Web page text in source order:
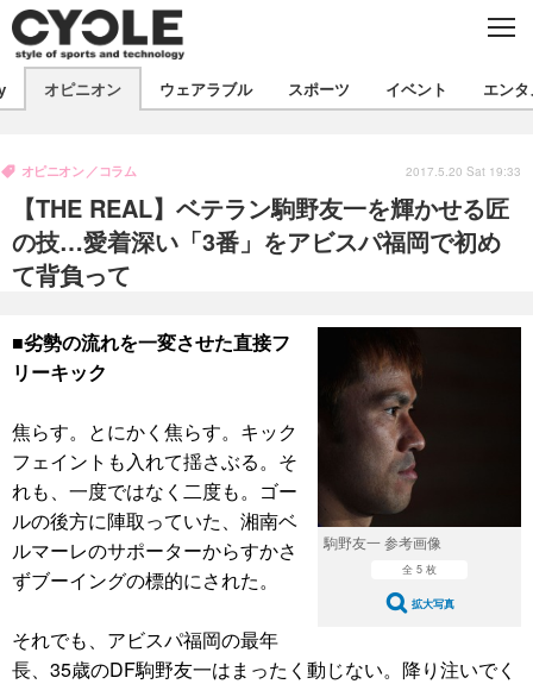
C
製品/用品
衣類
飲食
バックナンバー
コラム
インプレ
ボイス
デバイス
ビジネス
国内
海外
スポーツ
短信
写真
イベント
スポーツ
文化
出版／映画
話題
ファッション
デザイン
写真
動画
ライフ
社会
政治
ハウツー
オピニオン ウェアラブル スポーツ イベント エンタ
【THE REAL】ベテラン駒野友一を輝かせる匠
の技…愛着深い「3番」をアビスパ福岡で初め
て背負って
オピニオン コラム 2017.5.20 Sat 19:33
駒野友一 参考画像
全 5 枚
拡大写真
■劣勢の流れを一変させた直接フ
リーキック
焦らす。とにかく焦らす。キック
フェイントも入れて揺さぶる。そ
れも、一度ではなく二度も。ゴー
ルの後方に陣取っていた、湘南ベ
ルマーレのサポーターからすかさ
ずブーイングの標的にされた。
それでも、アビスパ福岡の最年
長、35歳のDF駒野友一はまったく動じない。降り注いでく